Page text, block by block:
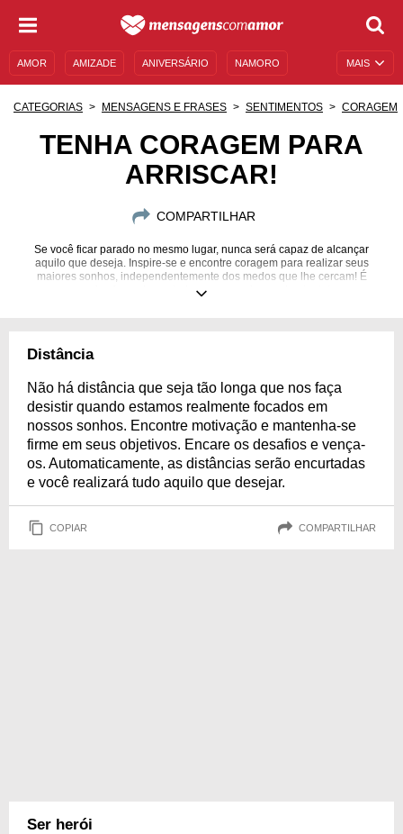
MAIS
AMOR AMIZADE ANIVERSÁRIO NAMORO
MENSAGENS DE ANIVERSÁRIO
CATEGORIAS MENSAGENS E FRASES SENTIMENTOS CORAGEM
TENHA CORAGEM PARA
ARRISCAR!
COMPARTILHAR
Se você ficar parado no mesmo lugar, nunca será capaz de alcançar
aquilo que deseja. Inspire-se e encontre coragem para realizar seus
maiores sonhos, independentemente dos medos que lhe cercam! É
preciso força de vontade para se arriscar o bastante!
Distância
Não há distância que seja tão longa que nos faça
desistir quando estamos realmente focados em
nossos sonhos. Encontre motivação e mantenha-se
firme em seus objetivos. Encare os desafios e vença-
os. Automaticamente, as distâncias serão encurtadas
e você realizará tudo aquilo que desejar.
COPIAR COMPARTILHAR
Ser herói